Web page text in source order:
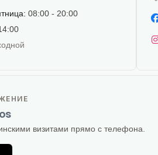
08:00 - 20:00
визитами прямо с телефона.